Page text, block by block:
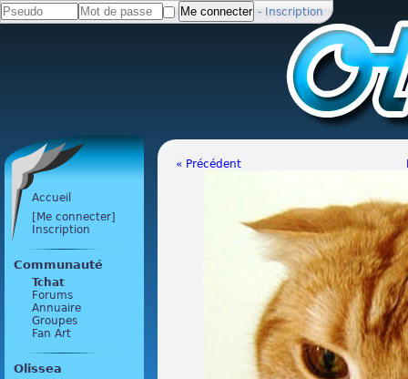
- Inscription
Accueil
[Me connecter]
Inscription
Communauté
Tchat
Forums
Annuaire
Groupes
Fan Art
Olissea
« Précédent